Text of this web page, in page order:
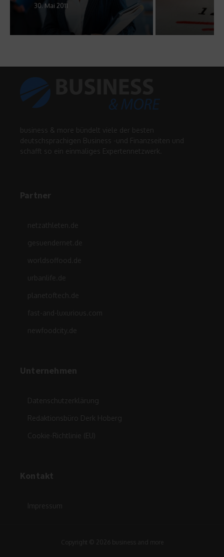
22. März 2011
business & more bündelt viele der besten
deutschsprachigen Business -und Finanzseiten und
schafft so ein einmaliges Expertennetzwerk.
Partner
netzathleten.de
gesuendernet.de
worldsoffood.de
urbanlife.de
planetoftech.de
fast-and-luxurious.com
newfoodcity.de
Unternehmen
Datenschutzerklärung
Redaktionsbüro Derk Hoberg
Cookie-Richtlinie (EU)
Kontakt
Impressum
Copyright © 2026 business and more